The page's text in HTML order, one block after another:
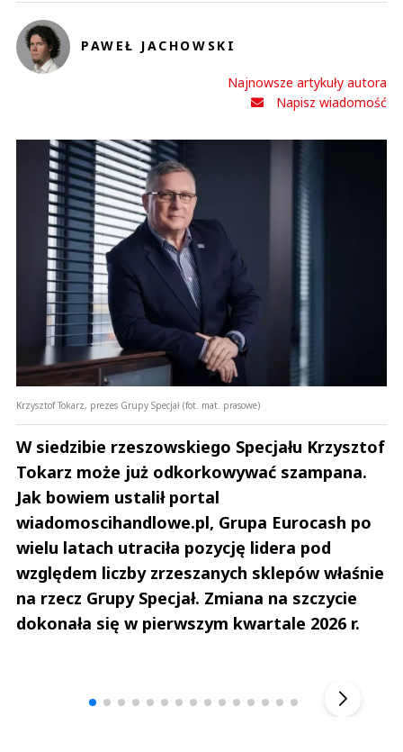
PAWEŁ JACHOWSKI
Najnowsze artykuły autora
Napisz wiadomość
Krzysztof Tokarz, prezes Grupy Specjał (fot. mat. prasowe)
W siedzibie rzeszowskiego Specjału Krzysztof
Tokarz może już odkorkowywać szampana.
Jak bowiem ustalił portal
wiadomoscihandlowe.pl, Grupa Eurocash po
wielu latach utraciła pozycję lidera pod
względem liczby zrzeszanych sklepów właśnie
na rzecz Grupy Specjał. Zmiana na szczycie
dokonała się w pierwszym kwartale 2026 r.